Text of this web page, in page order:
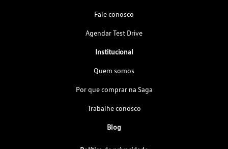
Fale conosco
Agendar Test Drive
Institucional
Quem somos
Por que comprar na Saga
Trabalhe conosco
Blog